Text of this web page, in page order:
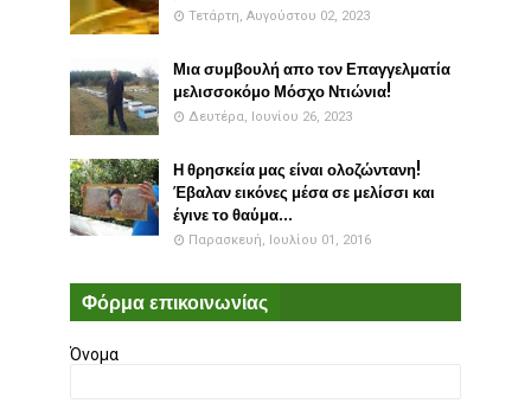
Τετάρτη, Αυγούστου 02, 2023
Μια συμβουλή απο τον Επαγγελματία
μελισσοκόμο Μόσχο Ντιώνια!
Δευτέρα, Ιουνίου 26, 2023
Η θρησκεία μας είναι ολοζώντανη!
Έβαλαν εικόνες μέσα σε μελίσσι και
έγινε το θαύμα...
Παρασκευή, Ιουλίου 01, 2016
Φόρμα επικοινωνίας
Όνομα